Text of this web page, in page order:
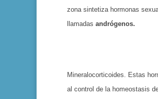
zona sintetiza hormonas
llamadas andrógenos.
Mineralocorticoides. Estas
al control de la homeostasis